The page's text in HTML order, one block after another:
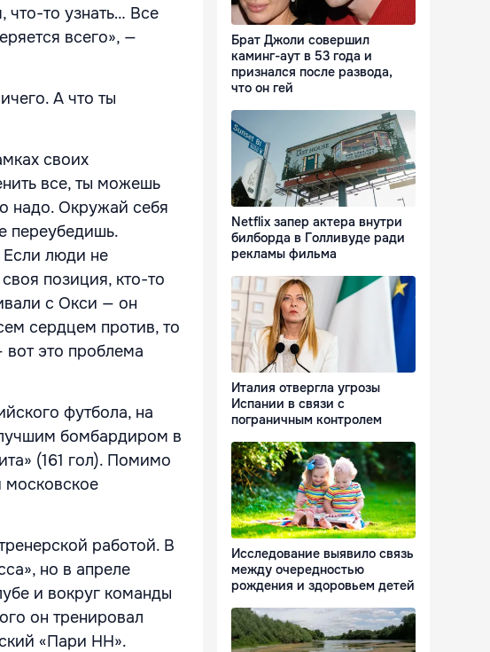
что-то узнать… Все
всего», —
А что ты
своих
все, ты можешь
надо. Окружай себя
переубедишь.
люди не
позиция, кто-то
с Окси — он
сердцем против, то
это проблема
футбола, на
лучшим бомбардиром в
(161 гол). Помимо
московское
работой. В
но в апреле
и вокруг команды
он тренировал
«Пари НН».
Брат Джоли совершил
каминг-аут в 53 года и
признался после развода,
что он гей
Netflix запер актера внутри
билборда в Голливуде ради
рекламы фильма
Италия отвергла угрозы
Испании в связи с
пограничным контролем
Исследование выявило связь
между очередностью
рождения и здоровьем детей